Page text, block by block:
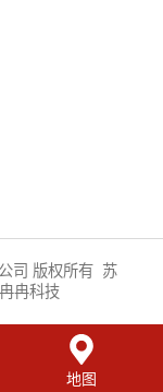
司 版权所有 苏
冉冉科技
地图